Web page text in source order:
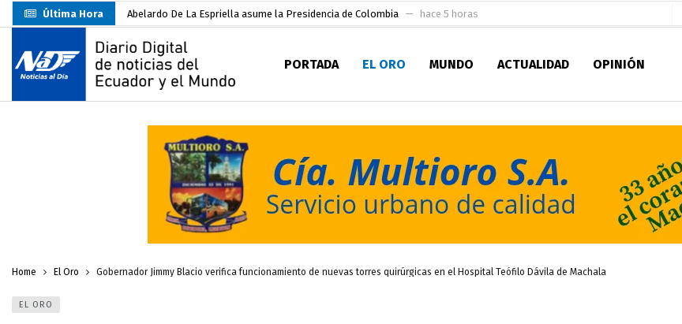
Última Hora Abelardo De La Espriella asume la Presidencia de Colombia hace 5 horas
Sin objeciones la candidatura de Carlos Rodríguez para la Alcaldía de Machala
Más de 3.800 escuelas estarían en riesgo por El Niño hace 16 horas
Nuevo Santa Rosa Sporting Club inicia su camino en la Serie A del Fútbol Femenino Nacional 2026
Unidad Popular confirma acuerdo político con RC, socialismo y Lista 70 en Pichincha y varias provincias
Delegación de El Oro fiscaliza propaganda electoral hace 1 día
Gobierno Estudiantil Ugartino 2026-2027, fue posesionado
Darwin Pereira oficializa su candidatura a la alcaldía de Machala hace 3 horas
PORTADA EL ORO MUNDO ACTUALIDAD OPINIÓN
Home El Oro Gobernador Jimmy Blacio verifica funcionamiento de nuevas torres quirúrgicas en el Hospital Teófilo Dávila de Machala
EL ORO